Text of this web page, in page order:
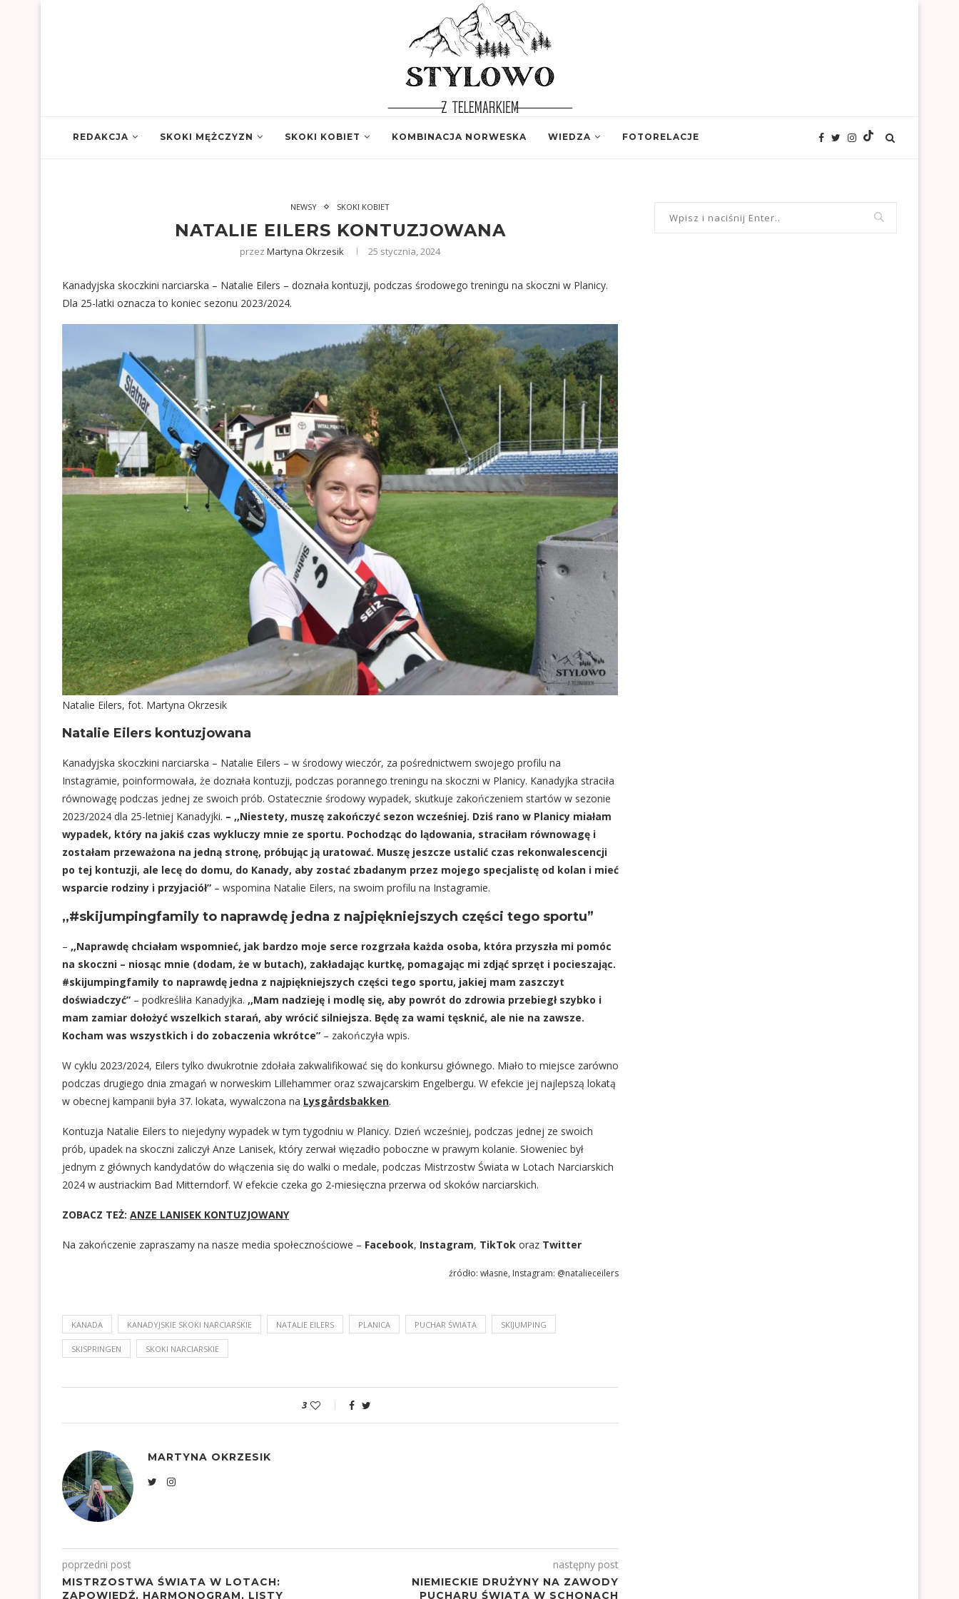
REDAKCJA SKOKI MĘŻCZYZN SKOKI KOBIET KOMBINACJA NORWESKA WIEDZA FOTORELACJE
NEWSY SKOKI KOBIET
NATALIE EILERS KONTUZJOWANA
przezMartyna Okrzesik 25 stycznia, 2024
Kanadyjska skoczkini narciarska – Natalie Eilers – doznała kontuzji, podczas środowego treningu na skoczni w Planicy.
Dla 25-latki oznacza to koniec sezonu 2023/2024.
Natalie Eilers, fot. Martyna Okrzesik
Natalie Eilers kontuzjowana
Kanadyjska skoczkini narciarska – Natalie Eilers – w środowy wieczór, za pośrednictwem swojego profilu na
Instagramie, poinformowała, że doznała kontuzji, podczas porannego treningu na skoczni w Planicy. Kanadyjka straciła
równowagę podczas jednej ze swoich prób. Ostatecznie środowy wypadek, skutkuje zakończeniem startów w sezonie
2023/2024 dla 25-letniej Kanadyjki. – ,,Niestety, muszę zakończyć sezon wcześniej. Dziś rano w Planicy miałam
wypadek, który na jakiś czas wykluczy mnie ze sportu. Pochodząc do lądowania, straciłam równowagę i
zostałam przeważona na jedną stronę, próbując ją uratować. Muszę jeszcze ustalić czas rekonwalescencji
po tej kontuzji, ale lecę do domu, do Kanady, aby zostać zbadanym przez mojego specjalistę od kolan i mieć
wsparcie rodziny i przyjaciół” – wspomina Natalie Eilers, na swoim profilu na Instagramie.
,,#skijumpingfamily to naprawdę jedna z najpiękniejszych części tego sportu”
– ,,Naprawdę chciałam wspomnieć, jak bardzo moje serce rozgrzała każda osoba, która przyszła mi pomóc
na skoczni – niosąc mnie (dodam, że w butach), zakładając kurtkę, pomagając mi zdjąć sprzęt i pocieszając.
#skijumpingfamily to naprawdę jedna z najpiękniejszych części tego sportu, jakiej mam zaszczyt
doświadczyć” – podkreśliła Kanadyjka. ,,Mam nadzieję i modlę się, aby powrót do zdrowia przebiegł szybko i
mam zamiar dołożyć wszelkich starań, aby wrócić silniejsza. Będę za wami tęsknić, ale nie na zawsze.
Kocham was wszystkich i do zobaczenia wkrótce” – zakończyła wpis.
W cyklu 2023/2024, Eilers tylko dwukrotnie zdołała zakwalifikować się do konkursu głównego. Miało to miejsce zarówno
podczas drugiego dnia zmagań w norweskim Lillehammer oraz szwajcarskim Engelbergu. W efekcie jej najlepszą lokatą
w obecnej kampanii była 37. lokata, wywalczona na Lysgårdsbakken.
Kontuzja Natalie Eilers to niejedyny wypadek w tym tygodniu w Planicy. Dzień wcześniej, podczas jednej ze swoich
prób, upadek na skoczni zaliczył Anze Lanisek, który zerwał więzadło poboczne w prawym kolanie. Słoweniec był
jednym z głównych kandydatów do włączenia się do walki o medale, podczas Mistrzostw Świata w Lotach Narciarskich
2024 w austriackim Bad Mitterndorf. W efekcie czeka go 2-miesięczna przerwa od skoków narciarskich.
ZOBACZ TEŻ: ANZE LANISEK KONTUZJOWANY
Na zakończenie zapraszamy na nasze media społecznościowe – Facebook, Instagram, TikTok oraz Twitter
źródło: własne, Instagram: @natalieceilers
KANADA KANADYJSKIE SKOKI NARCIARSKIE NATALIE EILERS PLANICA PUCHAR ŚWIATA SKIJUMPING
SKISPRINGEN SKOKI NARCIARSKIE
3
MARTYNA OKRZESIK
poprzedni post
MISTRZOSTWA ŚWIATA W LOTACH:
ZAPOWIEDŹ, HARMONOGRAM, LISTY
następny post
NIEMIECKIE DRUŻYNY NA ZAWODY
PUCHARU ŚWIATA W SCHONACH